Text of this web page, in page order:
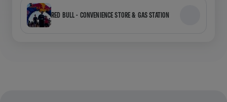
RED BULL - CONVENIENCE STORE & GAS STATION